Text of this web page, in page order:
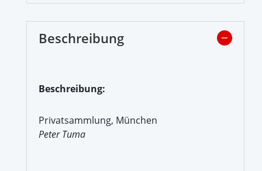
Beschreibung
Beschreibung:
Privatsammlung, München
Peter Tuma